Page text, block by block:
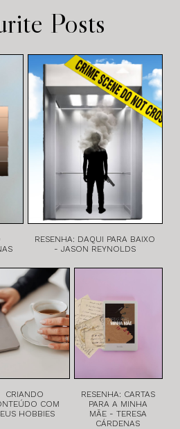
Posts
RESENHA: DAQUI PARA BAIXO
- JASON REYNOLDS
CRIANDO
COM
HOBBIES
RESENHA: CARTAS
PARA A MINHA
MÃE - TERESA
CÁRDENAS